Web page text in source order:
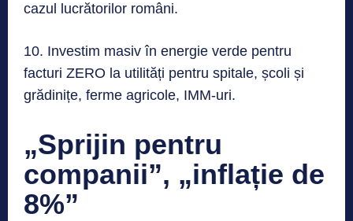
cazul lucrătorilor români.
10. Investim masiv în energie verde pentru
facturi ZERO la utilități pentru spitale, școli și
grădinițe, ferme agricole, IMM-uri.
„Sprijin pentru
companii”, „inflație de
8%”